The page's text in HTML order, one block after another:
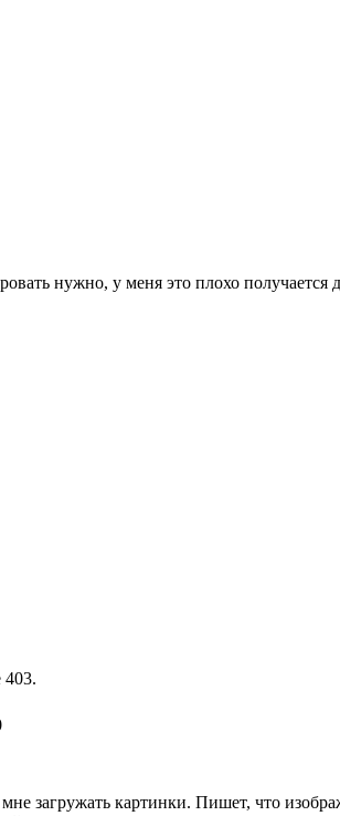
нужно, у меня это плохо
403.
загружать картинки. Пишет, что